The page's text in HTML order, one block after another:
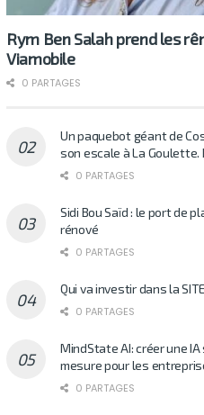
Rym Ben Salah prend les
Viamobile
0 PARTAGES
Un paquebot géant de
son escale à La Goulette.
0 PARTAGES
Sidi Bou Saïd : le port de
rénové
0 PARTAGES
Qui va investir dans la
0 PARTAGES
MindState AI: créer une
mesure pour les
0 PARTAGES